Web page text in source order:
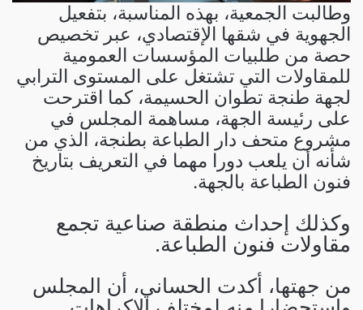
وطالبت الجمعية، بهذه المناسبة، بتفعيل
الجهوية في شقها الإقتصادي، عبر تخصيص
حصة من طلبيات المؤسسات العمومية
للمقاولات التي تشتغل على المستوى الترابي
لجهة طنجة تطوان الحسيمة، كما اقترحت
على رئيسة الجهة، مساهمة المجلس في
مشروع متحف دار الطباعة بطنجة، الذي من
شأنه أن يلعب دورا مهما في التعريف بتاريخ
فنون الطباعة بالجهة.
وكذلك إحداث منطقة صناعية تجمع
مقاولات فنون الطباعة.
من جهتها، أكدت الحساني، أن المجلس